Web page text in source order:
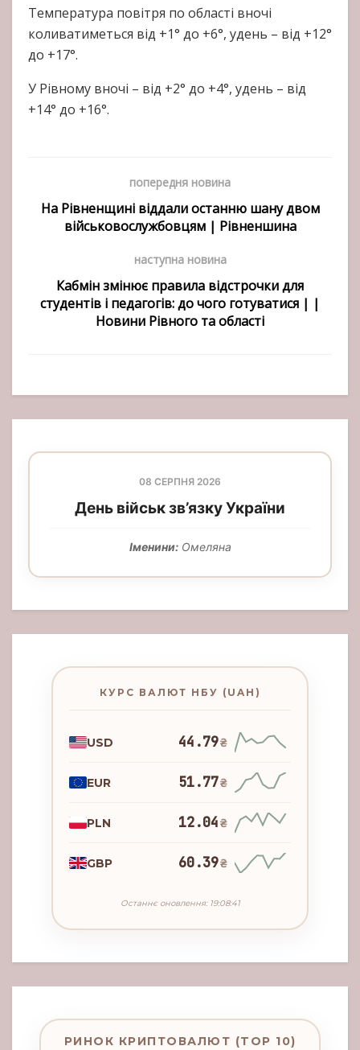
Температура повітря по області вночі
коливатиметься від +1° до +6°, удень – від +12°
до +17°.
У Рівному вночі – від +2° до +4°, удень – від
+14° до +16°.
попередня новина
На Рівненщині віддали останню шану двом
військовослужбовцям | Рівненшина
наступна новина
Кабмін змінює правила відстрочки для
студентів і педагогів: до чого готуватися | |
Новини Рівного та області
08 СЕРПНЯ 2026
День військ зв’язку України
Іменини:Омеляна
КУРС ВАЛЮТ НБУ (UAH)
USD 44.79₴
EUR 51.77₴
PLN 12.04₴
GBP 60.39₴
Останнє оновлення: 19:08:41
РИНОК КРИПТОВАЛЮТ (TOP 10)